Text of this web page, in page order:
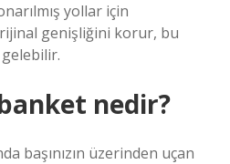
yollar için
genişliğini korur, bu
nedir?
başınızın üzerinden uçan